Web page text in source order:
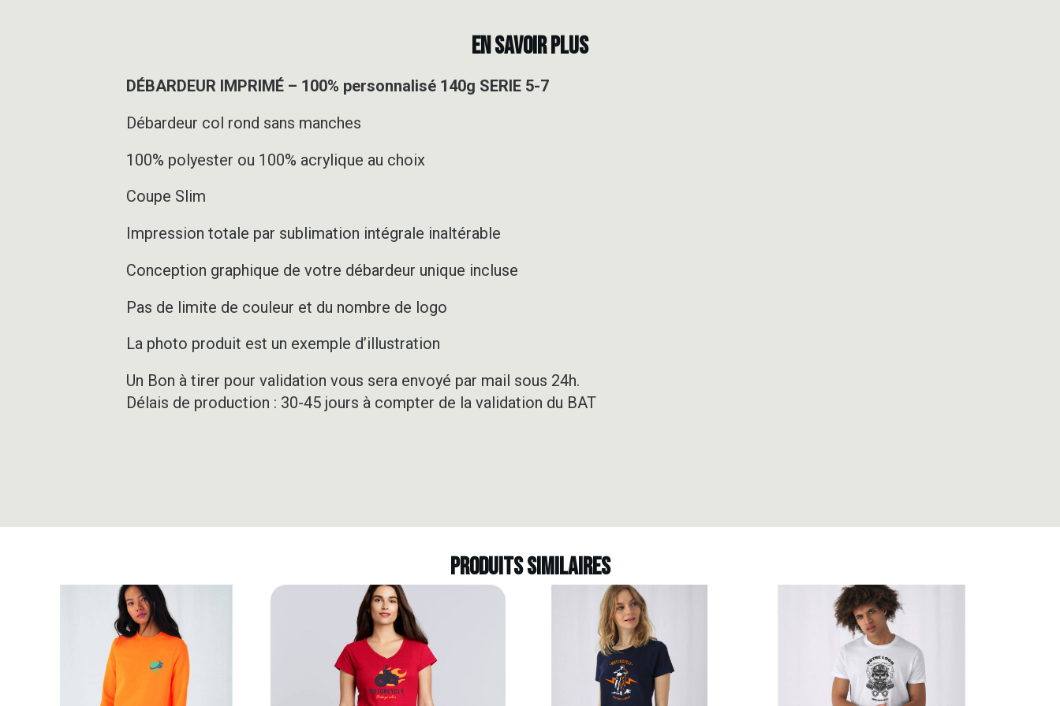
EN SAVOIR PLUS
DÉBARDEUR IMPRIMÉ – 100% personnalisé 140g SERIE 5-7
Débardeur col rond sans manches
100% polyester ou 100% acrylique au choix
Coupe Slim
Impression totale par sublimation intégrale inaltérable
Conception graphique de votre débardeur unique incluse
Pas de limite de couleur et du nombre de logo
La photo produit est un exemple d’illustration
Un Bon à tirer pour validation vous sera envoyé par mail sous 24h.
Délais de production : 30-45 jours à compter de la validation du BAT
Produits similaires